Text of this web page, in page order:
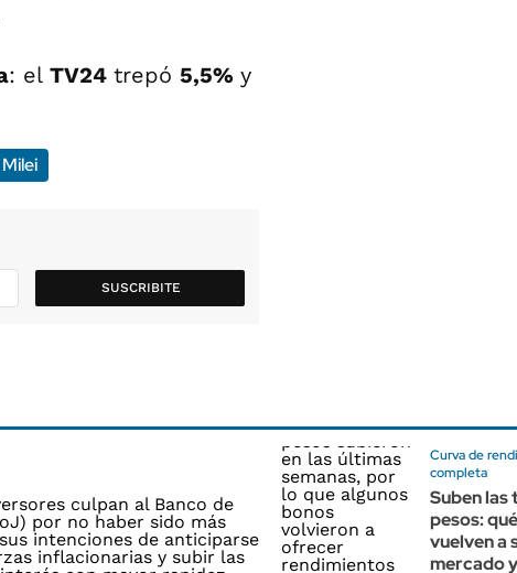
: el TV24 trepó 5,5% y
SUSCRIBITE
Curva de
completa
Suben las
pesos:
vuelven a
mercado